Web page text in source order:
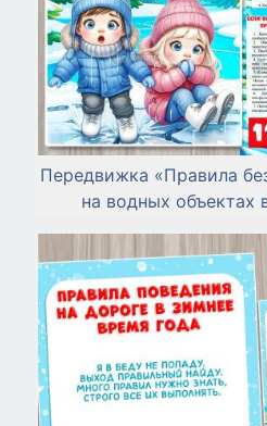
Передвижка «Правила
на водных объектах